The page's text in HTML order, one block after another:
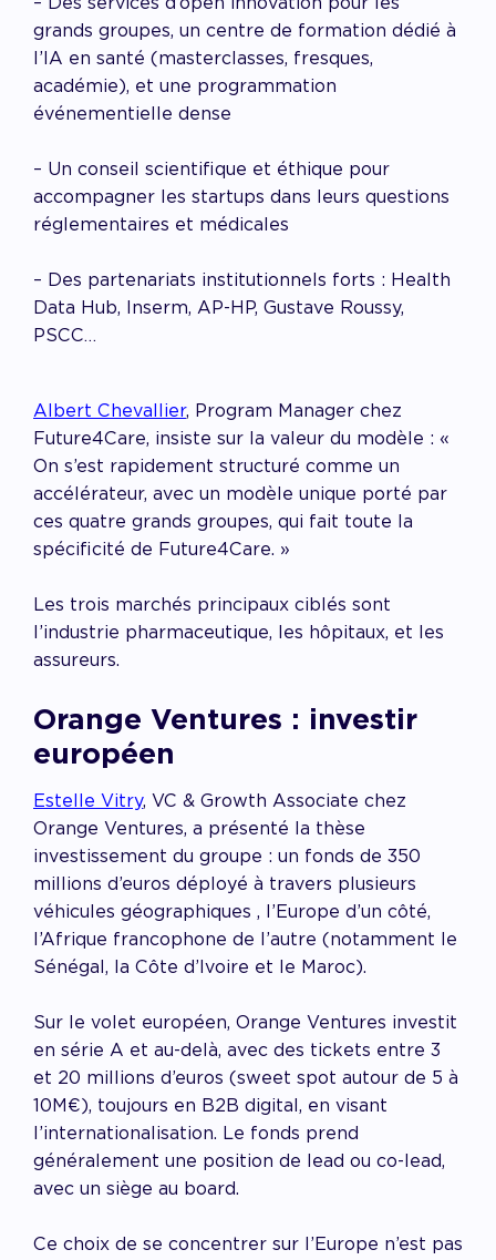
grands groupes, un centre de formation dédié à
l’IA en santé (masterclasses, fresques,
académie), et une programmation
événementielle dense
– Un conseil scientifique et éthique pour
accompagner les startups dans leurs questions
réglementaires et médicales
– Des partenariats institutionnels forts : Health
Data Hub, Inserm, AP-HP, Gustave Roussy,
PSCC…
Albert Chevallier, Program Manager chez
Future4Care, insiste sur la valeur du modèle : «
On s’est rapidement structuré comme un
accélérateur, avec un modèle unique porté par
ces quatre grands groupes, qui fait toute la
spécificité de Future4Care. »
Les trois marchés principaux ciblés sont
l’industrie pharmaceutique, les hôpitaux, et les
assureurs.
Orange Ventures : investir
européen
Estelle Vitry, VC & Growth Associate chez
Orange Ventures, a présenté la thèse
investissement du groupe : un fonds de 350
millions d’euros déployé à travers plusieurs
véhicules géographiques , l’Europe d’un côté,
l’Afrique francophone de l’autre (notamment le
Sénégal, la Côte d’Ivoire et le Maroc).
Sur le volet européen, Orange Ventures investit
en série A et au-delà, avec des tickets entre 3
et 20 millions d’euros (sweet spot autour de 5 à
10M€), toujours en B2B digital, en visant
l’internationalisation. Le fonds prend
généralement une position de lead ou co-lead,
avec un siège au board.
Ce choix de se concentrer sur l’Europe n’est pas